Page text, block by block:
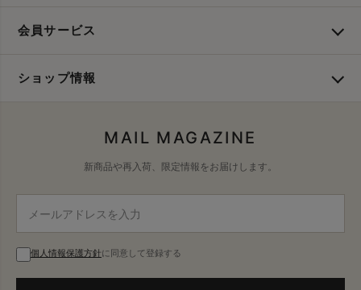
会員サービス
ショップ情報
MAIL MAGAZINE
新商品や再入荷、限定情報をお届けします。
個人情報保護方針に同意して登録する